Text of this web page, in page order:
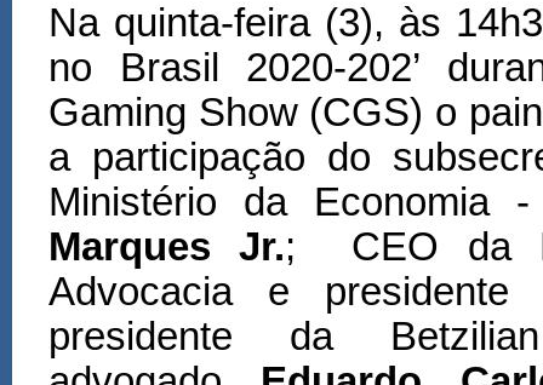
Na quinta-feira (3), às
no Brasil 2020-202’
Gaming Show (CGS) o
a participação do
Ministério da Economia -
Marques Jr.; CEO da
Advocacia e
presidente da